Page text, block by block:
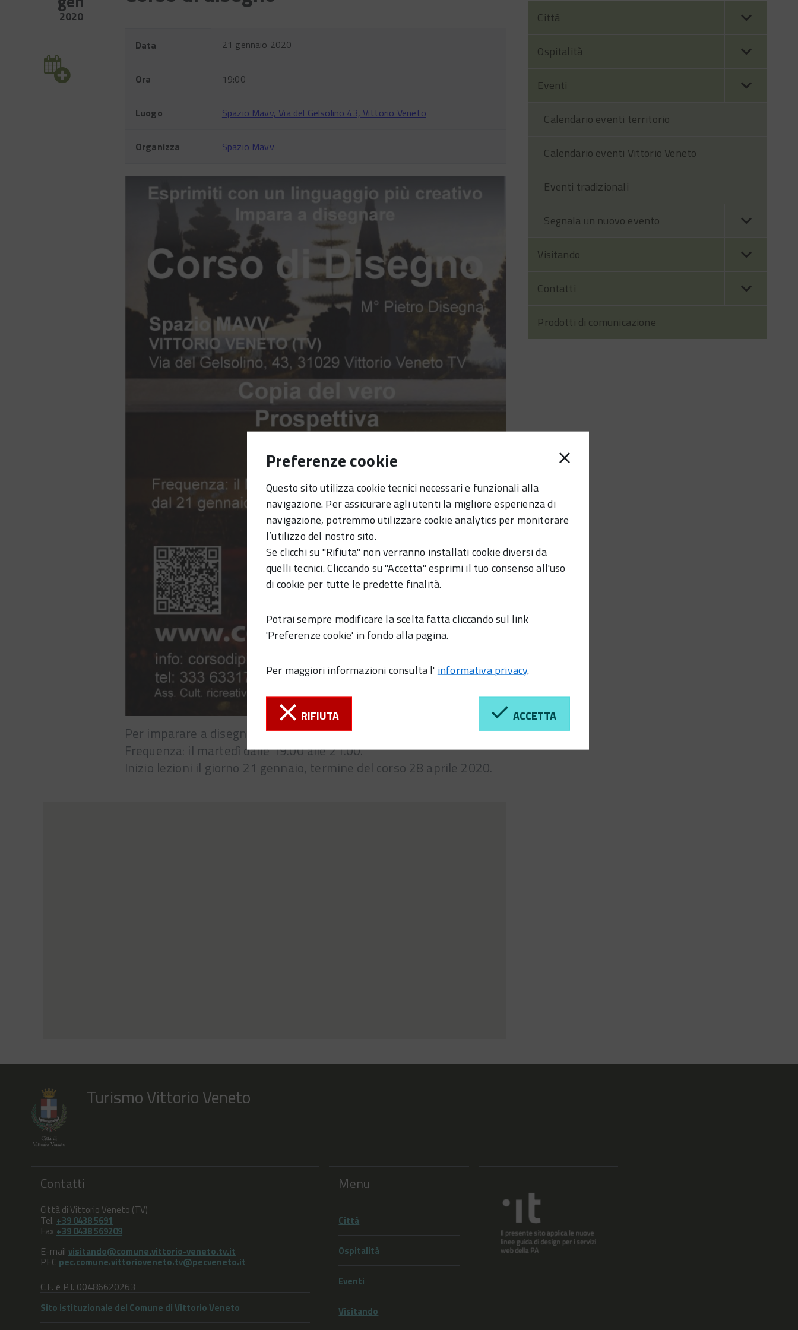
Preferenze cookie
Questo sito utilizza cookie tecnici necessari e funzionali alla
navigazione. Per assicurare agli utenti la migliore esperienza di
navigazione, potremmo utilizzare cookie analytics per monitorare
l’utilizzo del nostro sito.
Se clicchi su "Rifiuta" non verranno installati cookie diversi da
quelli tecnici. Cliccando su "Accetta" esprimi il tuo consenso all'uso
di cookie per tutte le predette finalità.
Potrai sempre modificare la scelta fatta cliccando sul link
'Preferenze cookie' in fondo alla pagina.
Per maggiori informazioni consulta l'informativa privacy.
RIFIUTA ACCETTA
2020
Evento
Nome
Data 21 gennaio 2020
Ora 19:00
Luogo Spazio Mavv, Via del Gelsolino 43, Vittorio Veneto
Organizza Spazio Mavv
Per imparare a disegnare con il Maestro Pietro Disegna.
Frequenza: il martedì dalle 19.00 alle 21.00.
Inizio lezioni il giorno 21 gennaio, termine del corso 28 aprile 2020.
Città
Ospitalità
Eventi
Calendario eventi territorio
Calendario eventi Vittorio Veneto
Eventi tradizionali
Segnala un nuovo evento
Visitando
Contatti
Prodotti di comunicazione
Turismo Vittorio Veneto
Contatti
Città di Vittorio Veneto (TV)
Tel. +39 0438 5691
Fax +39 0438 569209
E-mail visitando@comune.vittorio-veneto.tv.it
PEC pec.comune.vittorioveneto.tv@pecveneto.it
C.F. e P.I. 00486620263
Sito istituzionale del Comune di Vittorio Veneto
Menu
Città
Ospitalità
Eventi
Visitando